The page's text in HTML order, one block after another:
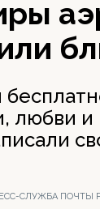
любви и
СЛУЖБА ПОЧТЫ